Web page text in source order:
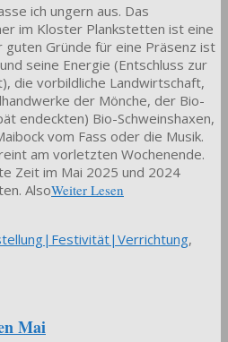
ich ungern aus. Das
im Kloster Plankstetten ist eine
guten Gründe für eine Präsenz ist
seine Energie (Entschluss zur
die vorbildliche Landwirtschaft,
der Mönche, der Bio-
endeckten) Bio-Schweinshaxen,
vom Fass oder die Musik.
am vorletzten Wochenende.
Zeit im Mai 2025 und 2024
AlsoWeiter Lesen
,
Mai